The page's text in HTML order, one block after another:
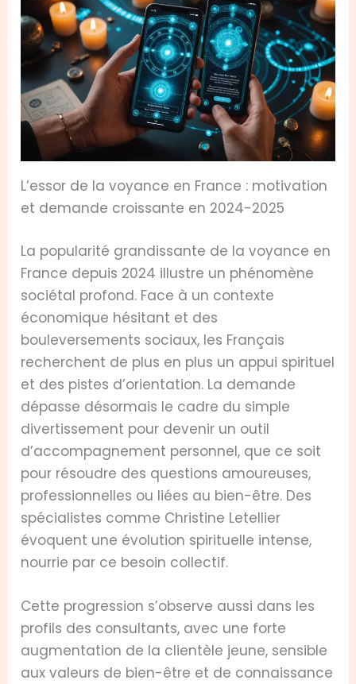
L’essor de la voyance en France : motivation
et demande croissante en 2024-2025
La popularité grandissante de la voyance en
France depuis 2024 illustre un phénomène
sociétal profond. Face à un contexte
économique hésitant et des
bouleversements sociaux, les Français
recherchent de plus en plus un appui spirituel
et des pistes d’orientation. La demande
dépasse désormais le cadre du simple
divertissement pour devenir un outil
d’accompagnement personnel, que ce soit
pour résoudre des questions amoureuses,
professionnelles ou liées au bien-être. Des
spécialistes comme Christine Letellier
évoquent une évolution spirituelle intense,
nourrie par ce besoin collectif.
Cette progression s’observe aussi dans les
profils des consultants, avec une forte
augmentation de la clientèle jeune, sensible
aux valeurs de bien-être et de connaissance